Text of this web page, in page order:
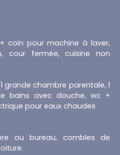
coin pour machine à laver,
fermée, cuisine non
grande chambre parentale, 1
bains avec douche, wc +
pour eaux chaudes
ou bureau, combles de